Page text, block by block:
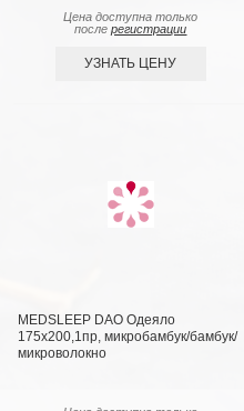
Цена доступна только
послерегистрации
УЗНАТЬ ЦЕНУ
MEDSLEEP DAO Одеяло
175х200,1пр, микробамбук/бамбук/
микроволокно